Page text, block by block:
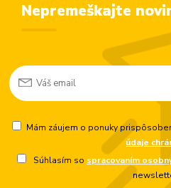
Nepremeškajte
Mám záujem o ponuky
údaje
Súhlasím so spracovaním